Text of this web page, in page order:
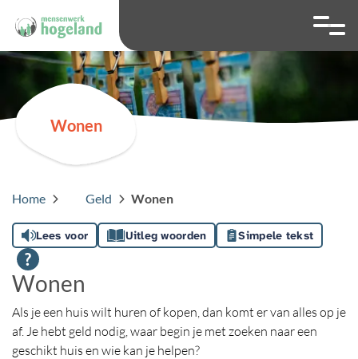
Hoog contrast
Ga naar
Wonen
Home Geld Wonen
Lees voor Uitleg woorden Simpele tekst
Wonen
Als je een huis wilt huren of kopen, dan komt er van alles op je
af. Je hebt geld nodig, waar begin je met zoeken naar een
geschikt huis en wie kan je helpen?